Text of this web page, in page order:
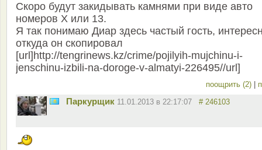
Скоро будут закидывать камнями при виде авто
номеров Х или 13.
Я так понимаю Диар здесь частый гость,
откуда он скопировал
[url]http://tengrinews.kz/crime/pojilyih-mujchinu-i-
jenschinu-izbili-na-doroge-v-almatyi-226495//url]
поощрить (2)
Паркурщик 11.01.2013 в 22:17:07 # 246103